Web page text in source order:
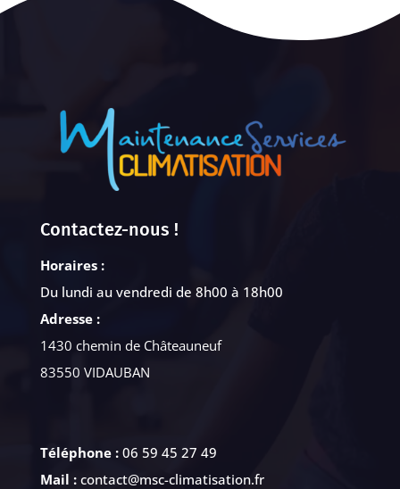
Contactez-nous !
Horaires :
Du lundi au vendredi de 8h00 à 18h00
Adresse :
1430 chemin de Châteauneuf
83550 VIDAUBAN
Téléphone : 06 59 45 27 49
Mail :contact@msc-climatisation.fr